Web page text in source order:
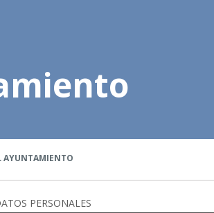
AYUNTAMIENTO
PERSONALES